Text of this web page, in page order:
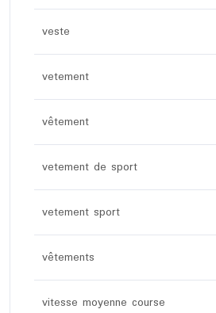
veste
vetement
vêtement
vetement de sport
vetement sport
vêtements
vitesse moyenne course